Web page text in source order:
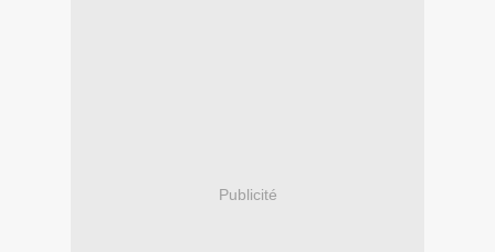
Publicité